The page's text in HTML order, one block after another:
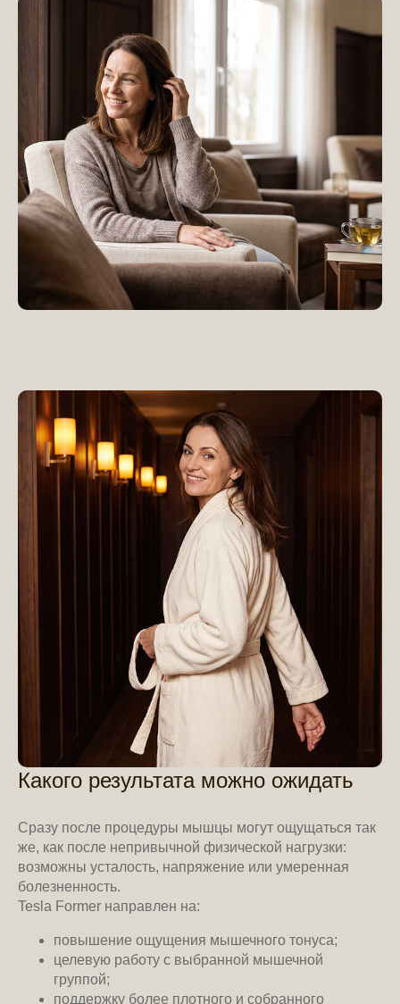
Какого результата можно ожидать
Сразу после процедуры мышцы могут ощущаться так
же, как после непривычной физической нагрузки:
возможны усталость, напряжение или умеренная
болезненность.
Tesla Former направлен на:
повышение ощущения мышечного тонуса;
целевую работу с выбранной мышечной
группой;
поддержку более плотного и собранного